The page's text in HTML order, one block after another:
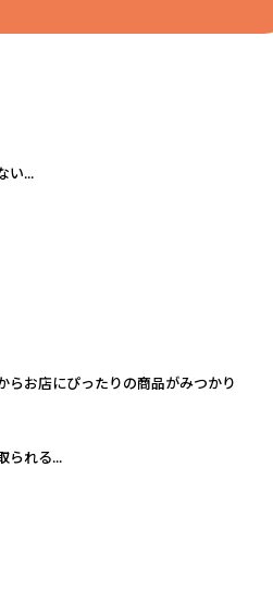
い...
らお店にぴったりの商品がみつかり
られる...